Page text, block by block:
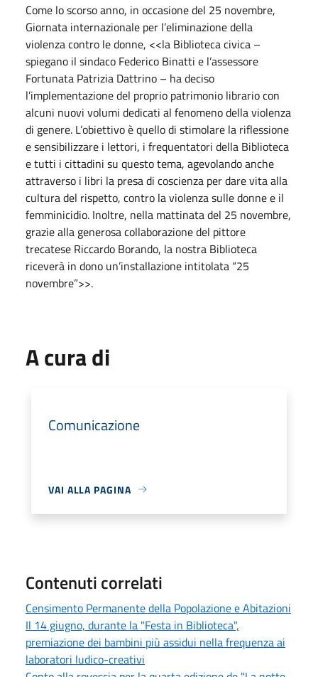
Come lo scorso anno, in occasione del 25 novembre,
Giornata internazionale per l’eliminazione della
violenza contro le donne, <<la Biblioteca civica –
spiegano il sindaco Federico Binatti e l’assessore
Fortunata Patrizia Dattrino – ha deciso
l’implementazione del proprio patrimonio librario con
alcuni nuovi volumi dedicati al fenomeno della violenza
di genere. L’obiettivo è quello di stimolare la riflessione
e sensibilizzare i lettori, i frequentatori della Biblioteca
e tutti i cittadini su questo tema, agevolando anche
attraverso i libri la presa di coscienza per dare vita alla
cultura del rispetto, contro la violenza sulle donne e il
femminicidio. Inoltre, nella mattinata del 25 novembre,
grazie alla generosa collaborazione del pittore
trecatese Riccardo Borando, la nostra Biblioteca
riceverà in dono un’installazione intitolata “25
novembre”>>.
A cura di
Comunicazione
VAI ALLA PAGINA
Contenuti correlati
Censimento Permanente della Popolazione e Abitazioni
Il 14 giugno, durante la "Festa in Biblioteca",
premiazione dei bambini più assidui nella frequenza ai
laboratori ludico-creativi